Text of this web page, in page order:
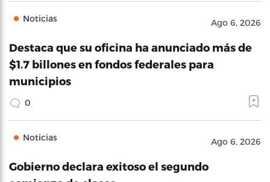
Noticias Ago 6, 2026
Destaca que su oficina ha anunciado más de
$1.7 billones en fondos federales para
municipios
0
Noticias Ago 6, 2026
Gobierno declara exitoso el segundo